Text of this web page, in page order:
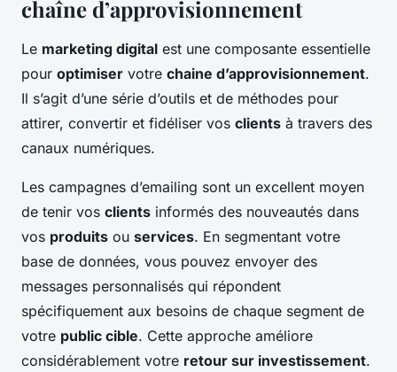
chaîne d’approvisionnement
Le marketing digital est une composante essentielle
pour optimiser votre chaine d’approvisionnement.
Il s’agit d’une série d’outils et de méthodes pour
attirer, convertir et fidéliser vos clients à travers des
canaux numériques.
Les campagnes d’emailing sont un excellent moyen
de tenir vos clients informés des nouveautés dans
vos produits ou services. En segmentant votre
base de données, vous pouvez envoyer des
messages personnalisés qui répondent
spécifiquement aux besoins de chaque segment de
votre public cible. Cette approche améliore
considérablement votre retour sur investissement.